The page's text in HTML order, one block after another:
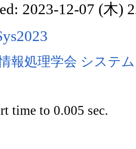
2023-12-07 (木)
報処理学会 システ
time to 0.005 sec.